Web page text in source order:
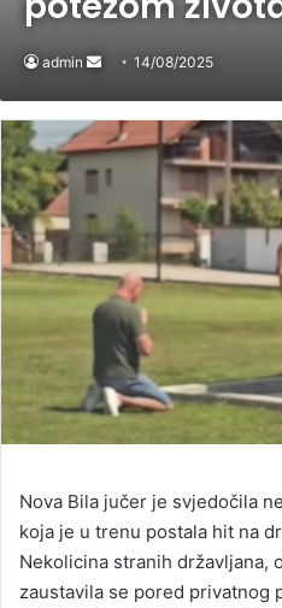
admin
Send
email
14/08/2025
Nova Bila jučer je svjedočila
koja je u trenu postala hit na
Nekolicina stranih državljana,
zaustavila se pored privatnog